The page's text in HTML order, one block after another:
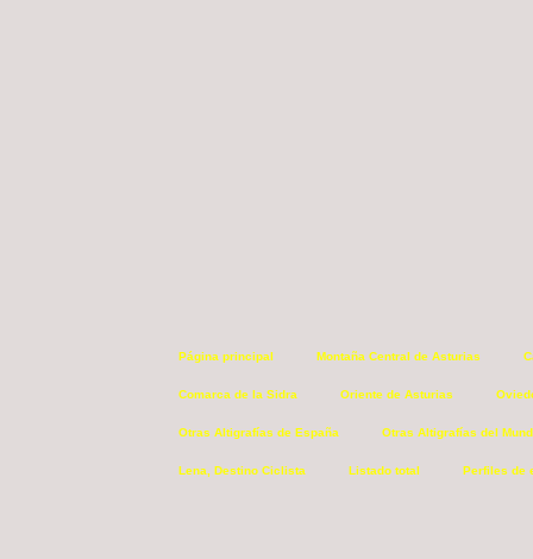
Página principal Montaña Central de Asturias
Comarca de la Sidra Oriente de Asturias
Otras Altigrafías de España Otras Altigrafías del
Lena, Destino Ciclista Listado total Perfiles de